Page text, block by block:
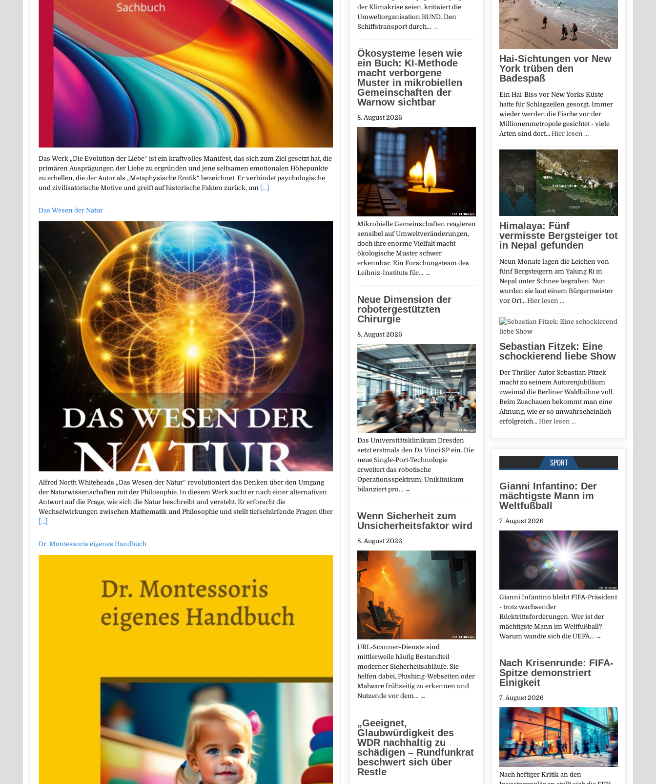
Das Werk „Die Evolution der Liebe“ ist ein kraftvolles Manifest, das sich zum Ziel gesetzt hat, die
primären Ausprägungen der Liebe zu ergründen und jene seltsamen emotionalen Höhepunkte
zu erhellen, die der Autor als „Metaphysische Erotik“ bezeichnet. Er verbindet psychologische
und zivilisatorische Motive und greift auf historische Fakten zurück, um [...]
Das Wesen der Natur
Alfred North Whiteheads „Das Wesen der Natur“ revolutioniert das Denken über den Umgang
der Naturwissenschaften mit der Philosophie. In diesem Werk sucht er nach einer alternativen
Antwort auf die Frage, wie sich die Natur beschreibt und versteht. Er erforscht die
Wechselwirkungen zwischen Mathematik und Philosophie und stellt tiefschürfende Fragen über
[...]
Dr. Montessoris eigenes Handbuch
Hai-Sichtungen vor New
York trüben den
Badespaß
Ein Hai-Biss vor New Yorks Küste
hatte für Schlagzeilen gesorgt. Immer
wieder werden die Fische vor der
Millionenmetropole gesichtet - viele
Arten sind dort… Hier lesen …
Himalaya: Fünf
vermisste Bergsteiger tot
in Nepal gefunden
Neun Monate lagen die Leichen von
fünf Bergsteigern am Yalung Ri in
Nepal unter Schnee begraben. Nun
wurden sie laut einem Bürgermeister
vor Ort… Hier lesen …
Sebastian Fitzek: Eine
schockierend liebe Show
Der Thriller-Autor Sebastian Fitzek
macht zu seinem Autorenjubiläum
zweimal die Berliner Waldbühne voll.
Beim Zuschauen bekommt man eine
Ahnung, wie er so unwahrscheinlich
erfolgreich… Hier lesen …
SPORT
Gianni Infantino: Der
mächtigste Mann im
Weltfußball
7. August 2026
Gianni Infantino bleibt FIFA-Präsident
- trotz wachsender
Rücktrittsforderungen. Wer ist der
mächtigste Mann im Weltfußball?
Warum wandte sich die UEFA… →
Nach Krisenrunde: FIFA-
Spitze demonstriert
Einigkeit
7. August 2026
Nach heftiger Kritik an den
der Klimakrise seien, kritisiert die
Umweltorganisation BUND. Den
Schiffstransport durch… →
Ökosysteme lesen wie
ein Buch: KI-Methode
macht verborgene
Muster in mikrobiellen
Gemeinschaften der
Warnow sichtbar
8. August 2026
Mikrobielle Gemeinschaften reagieren
sensibel auf Umweltveränderungen,
doch ihre enorme Vielfalt macht
ökologische Muster schwer
erkennbar. Ein Forschungsteam des
Leibniz-Instituts für… →
Neue Dimension der
robotergestützten
Chirurgie
8. August 2026
Das Universitätsklinikum Dresden
setzt erstmals den Da Vinci SP ein. Die
neue Single-Port-Technologie
erweitert das robotische
Operationsspektrum. Uniklinikum
bilanziert pro… →
Wenn Sicherheit zum
Unsicherheitsfaktor wird
8. August 2026
URL-Scanner-Dienste sind
mittlerweile häufig Bestandteil
moderner Sicherheitsabläufe. Sie
helfen dabei, Phishing-Webseiten oder
Malware frühzeitig zu erkennen und
Nutzende vor dem… →
„Geeignet,
Glaubwürdigkeit des
WDR nachhaltig zu
schädigen – Rundfunkrat
beschwert sich über
Restle